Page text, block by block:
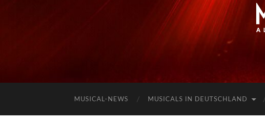
MUSICAL-NEWS MUSICALS IN DEUTSCHLAND